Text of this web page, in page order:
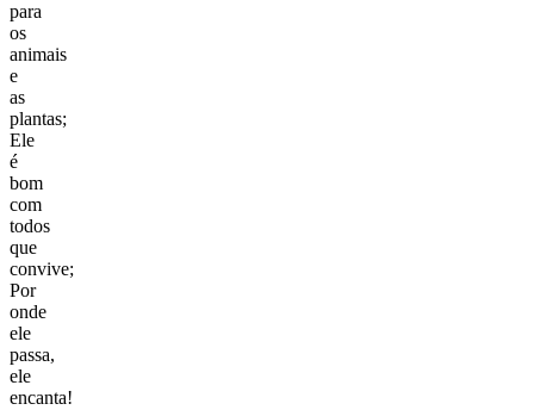
para
os
animais
e
as
plantas;
Ele
é
bom
com
todos
que
convive;
Por
onde
ele
passa,
ele
encanta!